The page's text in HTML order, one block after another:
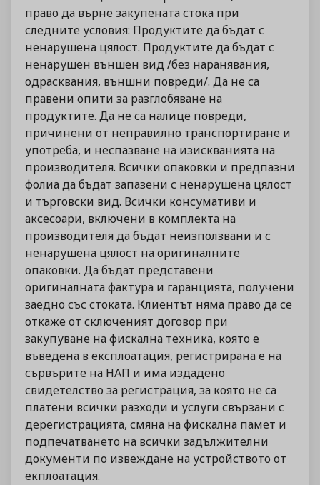
право да върне закупената стока при
следните условия: Продуктите да бъдат с
ненарушена цялост. Продуктите да бъдат с
ненарушен външен вид /без наранявания,
одрасквания, външни повреди/. Да не са
правени опити за разглобяване на
продуктите. Да не са налице повреди,
причинени от неправилно транспортиране и
употреба, и неспазване на изискванията на
производителя. Всички опаковки и предпазни
фолиа да бъдат запазени с ненарушена цялост
и търговски вид. Всички консумативи и
аксесоари, включени в комплекта на
производителя да бъдат неизползвани и с
ненарушена цялост на оригиналните
опаковки. Да бъдат представени
оригиналната фактура и гаранцията, получени
заедно със стоката. Клиентът няма право да се
откаже от сключеният договор при
закупуване на фискална техника, която е
въведена в експлоатация, регистрирана е на
сървърите на НАП и има издадено
свидетелство за регистрация, за която не са
платени всички разходи и услуги свързани с
дерегистрацията, смяна на фискална памет и
подпечатването на всички задължителни
документи по извеждане на устройството от
екплоатация.